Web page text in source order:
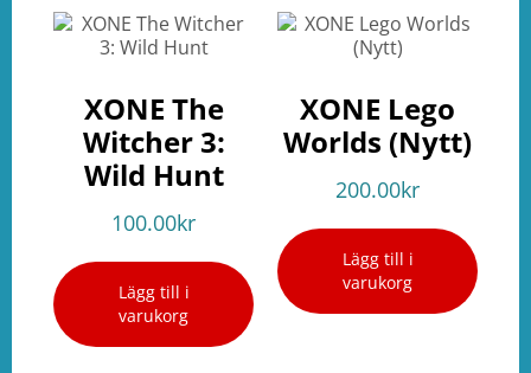
XONE The
Witcher 3:
Wild Hunt
100.00kr
Lägg till i
varukorg
XONE Lego
Worlds (Nytt)
200.00kr
Lägg till i
varukorg